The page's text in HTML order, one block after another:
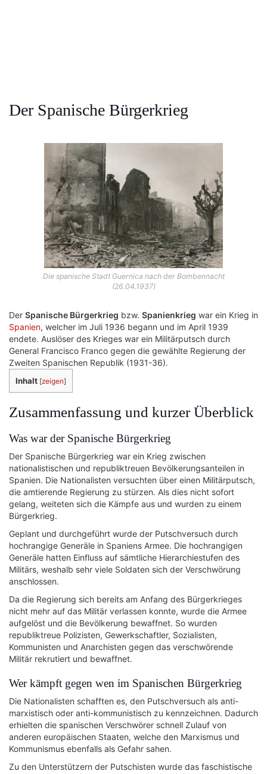
Der Spanische Bürgerkrieg
Die spanische Stadt Guernica nach der Bombennacht
(26.04.1937)
Der Spanische Bürgerkrieg bzw. Spanienkrieg war ein Krieg in
Spanien, welcher im Juli 1936 begann und im April 1939
endete. Auslöser des Krieges war ein Militärputsch durch
General Francisco Franco gegen die gewählte Regierung der
Zweiten Spanischen Republik (1931-36).
Inhalt [zeigen]
Zusammenfassung und kurzer Überblick
Was war der Spanische Bürgerkrieg
Der Spanische Bürgerkrieg war ein Krieg zwischen
nationalistischen und republiktreuen Bevölkerungsanteilen in
Spanien. Die Nationalisten versuchten über einen Militärputsch,
die amtierende Regierung zu stürzen. Als dies nicht sofort
gelang, weiteten sich die Kämpfe aus und wurden zu einem
Bürgerkrieg.
Geplant und durchgeführt wurde der Putschversuch durch
hochrangige Generäle in Spaniens Armee. Die hochrangigen
Generäle hatten Einfluss auf sämtliche Hierarchiestufen des
Militärs, weshalb sehr viele Soldaten sich der Verschwörung
anschlossen.
Da die Regierung sich bereits am Anfang des Bürgerkrieges
nicht mehr auf das Militär verlassen konnte, wurde die Armee
aufgelöst und die Bevölkerung bewaffnet. So wurden
republiktreue Polizisten, Gewerkschaftler, Sozialisten,
Kommunisten und Anarchisten gegen das verschwörende
Militär rekrutiert und bewaffnet.
Wer kämpft gegen wen im Spanischen Bürgerkrieg
Die Nationalisten schafften es, den Putschversuch als anti-
marxistisch oder anti-kommunistisch zu kennzeichnen. Dadurch
erhielten die spanischen Verschwörer schnell Zulauf von
anderen europäischen Staaten, welche den Marxismus und
Kommunismus ebenfalls als Gefahr sahen.
Zu den Unterstützern der Putschisten wurde das faschistische